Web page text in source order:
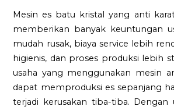
Mesin es batu kristal yang anti
memberikan banyak keuntungan
mudah rusak, biaya service lebih
higienis, dan proses produksi lebih
usaha yang menggunakan mesin
dapat memproduksi es sepanjang
terjadi kerusakan tiba-tiba. Dengan